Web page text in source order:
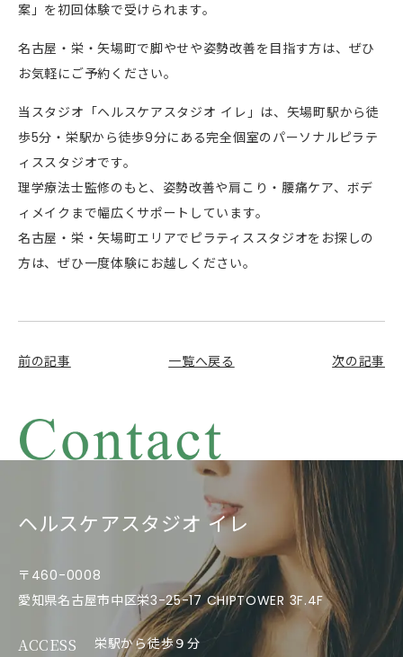
案」を初回体験で受けられます。
名古屋・栄・矢場町で脚やせや姿勢改善を目指す方は、ぜひ
お気軽にご予約ください。
当スタジオ「ヘルスケアスタジオ イレ」は、矢場町駅から徒
歩5分・栄駅から徒歩9分にある完全個室のパーソナルピラテ
ィススタジオです。
理学療法士監修のもと、姿勢改善や肩こり・腰痛ケア、ボデ
ィメイクまで幅広くサポートしています。
名古屋・栄・矢場町エリアでピラティススタジオをお探しの
方は、ぜひ一度体験にお越しください。
前の記事 一覧へ戻る 次の記事
ヘルスケアスタジオ イレ
〒460-0008
愛知県名古屋市中区栄3-25-17 CHIPTOWER 3F.4F
ACCESS
栄駅から徒歩９分